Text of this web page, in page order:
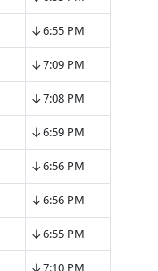
↓6:55 PM
↓7:09 PM
↓7:08 PM
↓6:59 PM
↓6:56 PM
↓6:56 PM
↓6:55 PM
↓7:10 PM